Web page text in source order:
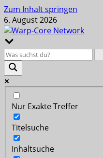
Zum Inhalt springen
6. August 2026
Nur Exakte Treffer
Titelsuche
Inhaltsuche